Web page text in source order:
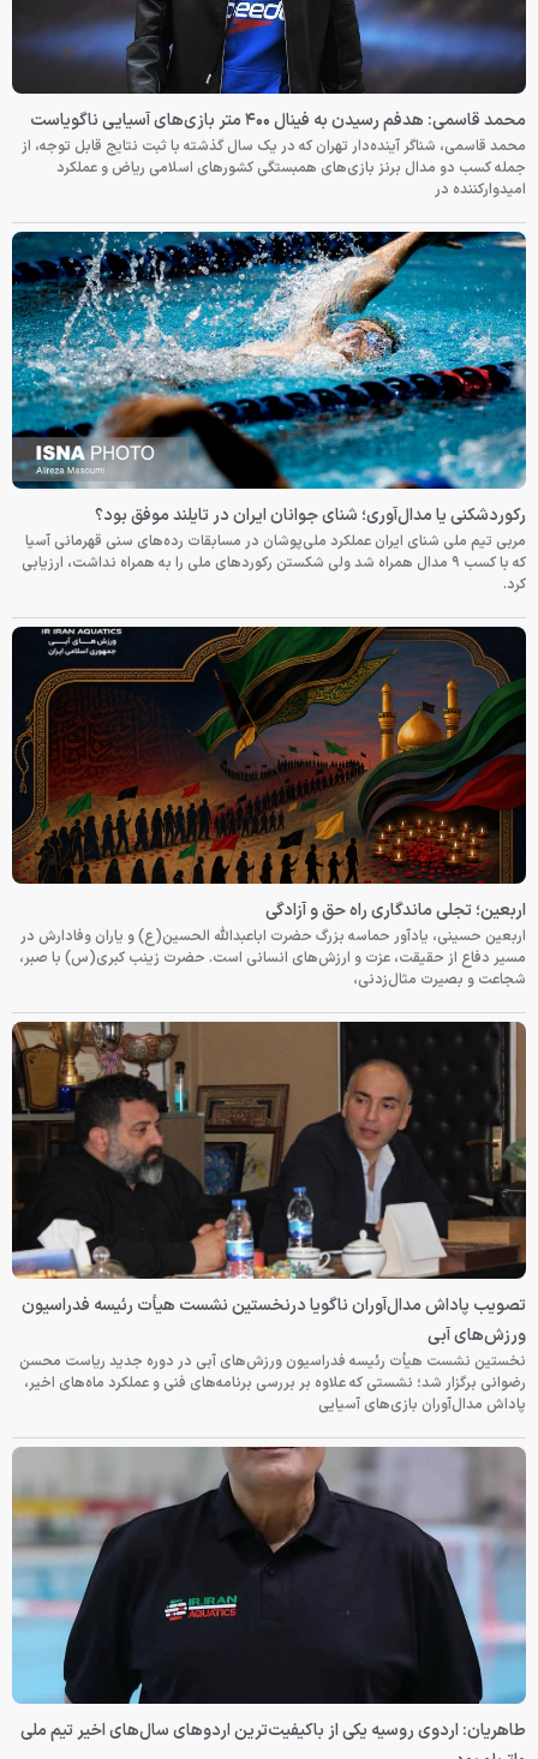
محمد قاسمی: هدفم رسیدن به فینال ۴۰۰ متر بازی‌های آسیایی ناگویاست
محمد قاسمی، شناگر آینده‌دار تهران که در یک سال گذشته با ثبت نتایج قابل توجه، از
جمله کسب دو مدال برنز بازی‌های همبستگی کشورهای اسلامی ریاض و عملکرد
امیدوارکننده در
رکوردشکنی یا مدال‌آوری؛ شنای جوانان ایران در تایلند موفق بود؟
مربی تیم ملی شنای ایران عملکرد ملی‌پوشان در مسابقات رده‌های سنی قهرمانی آسیا
که با کسب ۹ مدال همراه شد ولی شکستن رکوردهای ملی را به همراه نداشت، ارزیابی
کرد.
اربعین؛ تجلی ماندگاری راه حق و آزادگی
اربعین حسینی، یادآور حماسه بزرگ حضرت اباعبدالله الحسین(ع) و یاران وفادارش در
مسیر دفاع از حقیقت، عزت و ارزش‌های انسانی است. حضرت زینب کبری(س) با صبر،
شجاعت و بصیرت مثال‌زدنی،
تصویب پاداش مدال‌آوران ناگویا درنخستین نشست هیأت رئیسه فدراسیون
ورزش‌های آبی
نخستین نشست هیأت رئیسه فدراسیون ورزش‌های آبی در دوره جدید ریاست محسن
رضوانی برگزار شد؛ نشستی که علاوه بر بررسی برنامه‌های فنی و عملکرد ماه‌های اخیر،
پاداش مدال‌آوران بازی‌های آسیایی
طاهریان: اردوی روسیه یکی از باکیفیت‌ترین اردوهای سال‌های اخیر تیم ملی